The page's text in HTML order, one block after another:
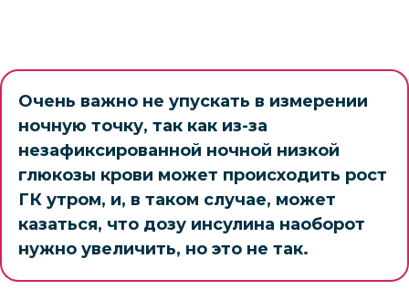
Очень важно не упускать в измерении
ночную точку, так как из-за
незафиксированной ночной низкой
глюкозы крови может происходить рост
ГК утром, и, в таком случае, может
казаться, что дозу инсулина наоборот
нужно увеличить, но это не так.